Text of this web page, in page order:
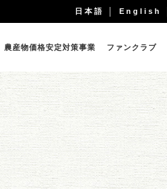
日本語 English
農産物価格安定対策事業 ファンクラブ